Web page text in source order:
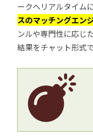
ークへリアルタイム
スのマッチングエン
ンルや専門性に応じ
結果をチャット形式